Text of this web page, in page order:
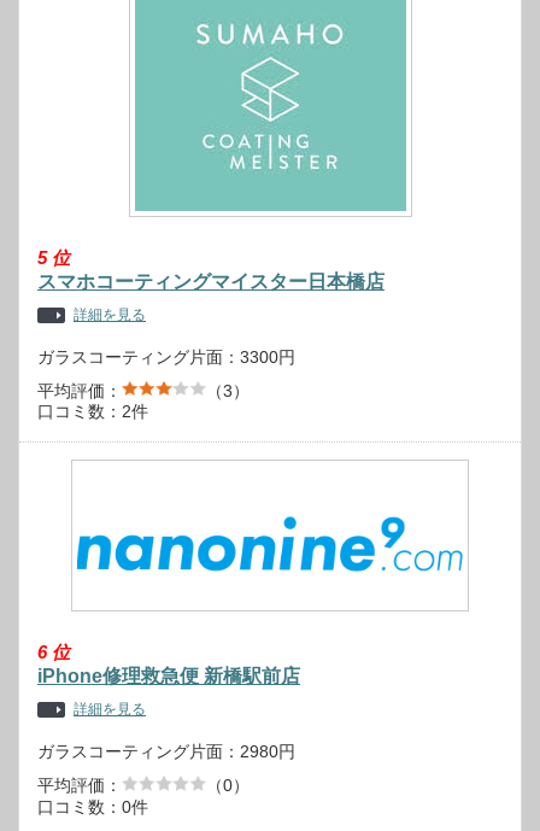
5位
スマホコーティングマイスター日本橋店
詳細を見る
ガラスコーティング片面：3300円
平均評価：
（3）
口コミ数：2件
6位
iPhone修理救急便 新橋駅前店
詳細を見る
ガラスコーティング片面：2980円
平均評価：
（0）
口コミ数：0件